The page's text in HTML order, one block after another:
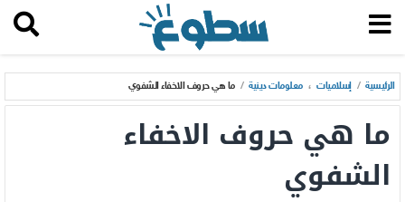
الرئيسية / إسلاميات ، معلومات دينية / ما هي حروف الاخفاء الشفوي
ما هي حروف الاخفاء
الشفوي